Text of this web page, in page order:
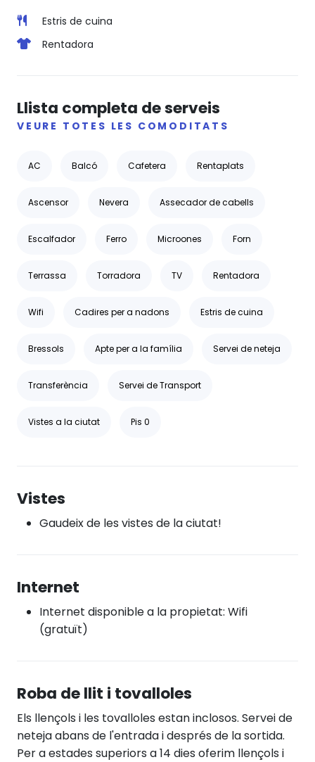
Estris de cuina
Rentadora
Llista completa de serveis
VEURE TOTES LES COMODITATS
AC Balcó Cafetera Rentaplats
Ascensor Nevera Assecador de cabells
Escalfador Ferro Microones Forn
Terrassa Torradora TV Rentadora
Wifi Cadires per a nadons Estris de cuina
Bressols Apte per a la família Servei de neteja
Transferència Servei de Transport
Vistes a la ciutat Pis 0
Vistes
Gaudeix de les vistes de la ciutat!
Internet
Internet disponible a la propietat: Wifi
(gratuït)
Roba de llit i tovalloles
Els llençols i les tovalloles estan inclosos. Servei de
neteja abans de l'entrada i després de la sortida.
Per a estades superiors a 14 dies oferim llençols i